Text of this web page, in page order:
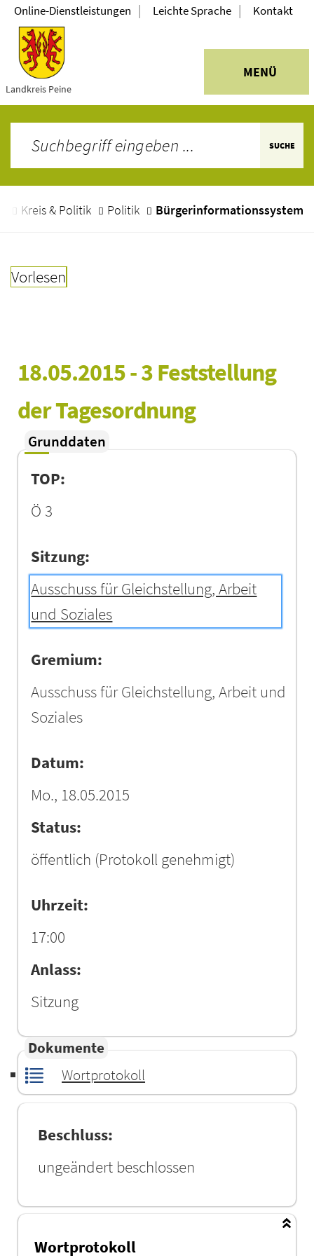
Landkreis Peine
MENÜ
Online-Dienstleistungen | Leichte Sprache | Kontakt
SUCHE
Kreis & Politik Politik Bürgerinformationssystem
Vorlesen
18.05.2015 - 3 Feststellung
der Tagesordnung
Grunddaten
TOP:
Ö 3
Sitzung:
Ausschuss für Gleichstellung, Arbeit
und Soziales
Gremium:
Ausschuss für Gleichstellung, Arbeit und
Soziales
Datum:
Mo., 18.05.2015
Status:
öffentlich (Protokoll genehmigt)
Uhrzeit:
17:00
Anlass:
Sitzung
Dokumente
Wortprotokoll
Beschluss:
ungeändert beschlossen
Wortprotokoll